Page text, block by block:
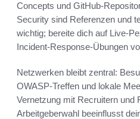
Concepts und GitHub-
Security sind Referenzen und
wichtig; bereite dich auf Live-
Incident-Response-Übungen
Netzwerken bleibt zentral:
OWASP-Treffen und lokale
Vernetzung mit Recruitern und
Arbeitgeberwahl beeinflusst